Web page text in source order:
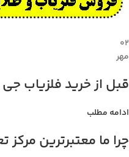
۰۲
مهر
قبل از خرید فلزیاب جی پی ایکس 5000 بدانید:
ادامه مطلب
چرا ما معتبرترین